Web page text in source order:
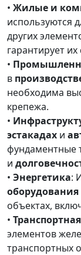
• Жилые и
используются
других
гарантирует
•
в
необходима
крепежа.
•
эстакадах и
фундаментные
и
• Энергетика:
оборудования
объектах,
•
элементов
транспортных